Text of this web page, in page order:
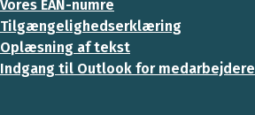
Vores EAN-numre
Tilgængelighedserklæring
Oplæsning af tekst
Indgang til Outlook for medarbejdere